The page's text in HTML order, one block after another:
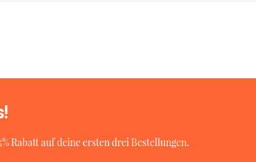
Rabatt auf deine ersten drei Bestellungen.